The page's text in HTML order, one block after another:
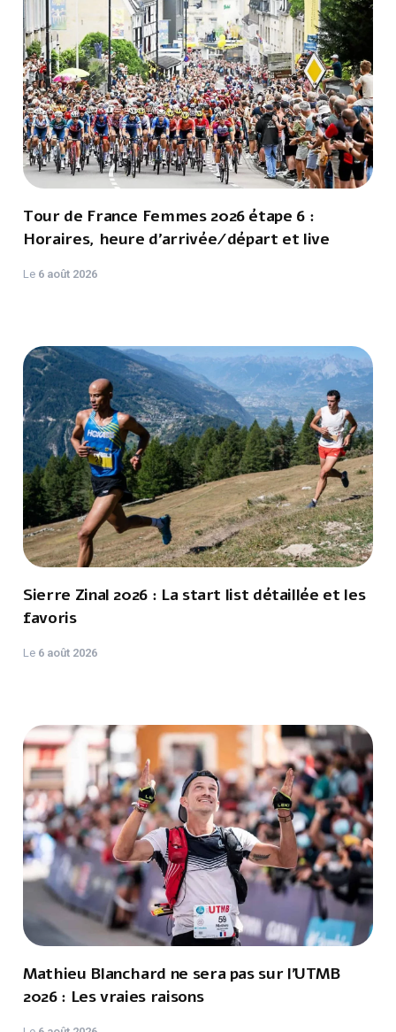
Tour de France Femmes 2026 étape 6 :
Horaires, heure d'arrivée/départ et live
Le 6 août 2026
Sierre Zinal 2026 : La start list détaillée et les
favoris
Le 6 août 2026
Mathieu Blanchard ne sera pas sur l'UTMB
2026 : Les vraies raisons